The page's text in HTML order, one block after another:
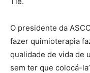
O presidente da
fazer quimioterapia
qualidade de vida de
sem ter que colocá-